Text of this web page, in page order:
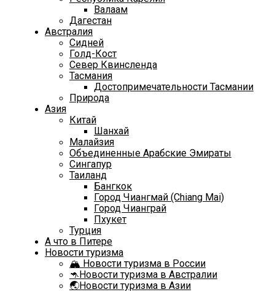
Валаам
Дагестан
Австралия
Сидней
Голд-Кост
Север Квинсленда
Тасмания
Достопримечательности Тасмании
Природа
Азия
Китай
Шанхай
Малайзия
Объединенные Арабские Эмираты
Сингапур
Таиланд
Бангкок
Город Чиангмай (Chiang Mai)
Город Чианграй
Пхукет
Турция
А что в Питере
Новости туризма
🏔️ Новости туризма в России
🦘Новости туризма в Австралии
🌏Новости туризма в Азии